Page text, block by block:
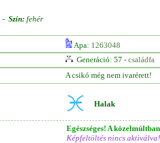
- Szín: fehér
Apa: 1263048
Generáció: 57 - családfa
A csikó még nem ivarérett!
Halak
Egészséges! A
Képfeltöltés nincs aktiválva!